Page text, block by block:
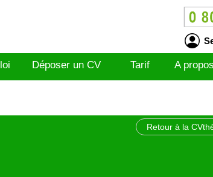
Déposer un CV Tarif A propos
Retour à la